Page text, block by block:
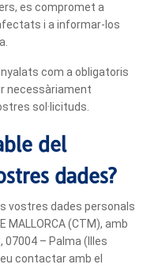
es compromet a
i a informar-los
com a obligatoris
necessàriament
sol·licituds.
del
dades?
vostres dades personals
MALLORCA (CTM), amb
07004 – Palma (Illes
contactar amb el